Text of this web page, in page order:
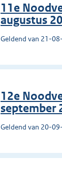
11e
augustus
Geldend van 21-
12e
september
Geldend van 20-